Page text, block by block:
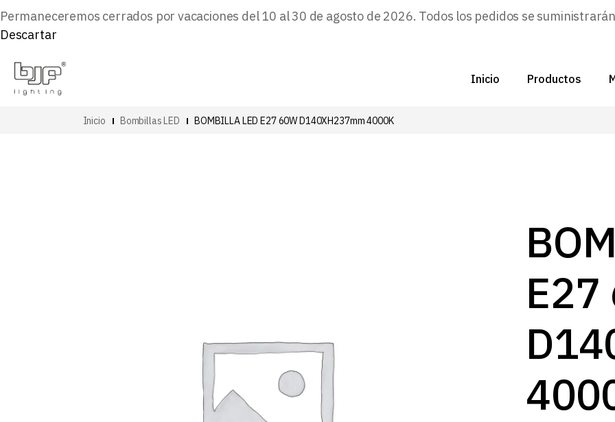
Permaneceremos cerrados por vacaciones del 10 al 30 de agosto de 2026. Todos los pedidos se
Descartar
Inicio Productos
Inicio Bombillas LED BOMBILLA LED E27 60W D140XH237mm 4000K
E27